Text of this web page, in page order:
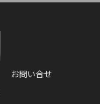
お問い合せ